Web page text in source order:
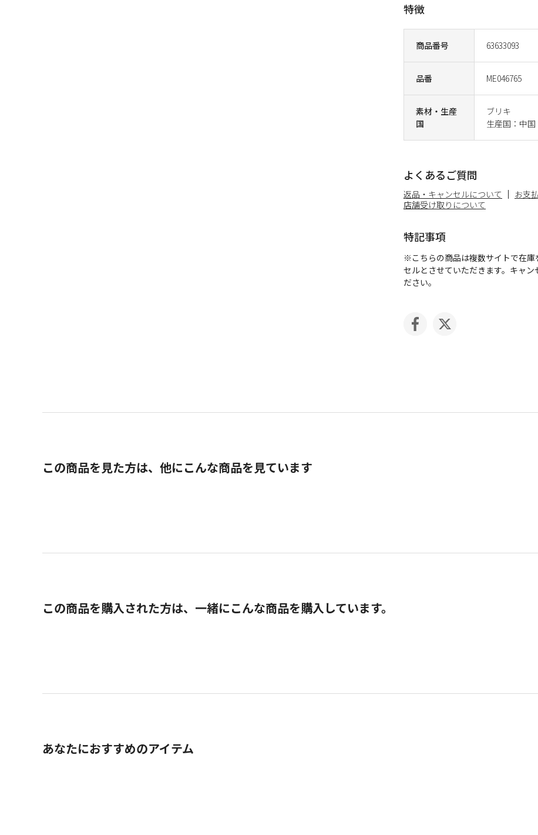
商品番号 63633093
品番 ME046765
素材・生産
国
ブリキ
生産国：中国
特徴
よくあるご質問
返品・キャンセルについて お支
店舗受け取りについて
特記事項
※こちらの商品は複数サイトで在
セルとさせていただきます。キャ
ださい。
この商品を見た方は、他にこんな商品を見ています
この商品を購入された方は、一緒にこんな商品を購入しています。
あなたにおすすめのアイテム